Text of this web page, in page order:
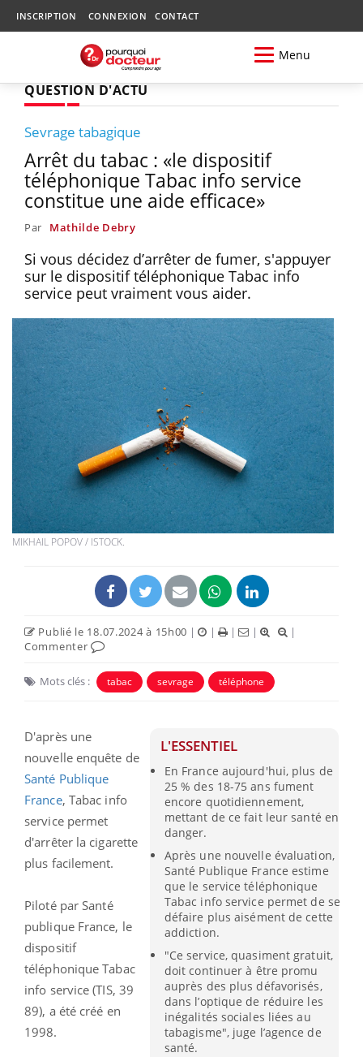
INSCRIPTION CONNEXION CONTACT
Menu
QUESTION D'ACTU
Sevrage tabagique
Arrêt du tabac : «le dispositif
téléphonique Tabac info service
constitue une aide efficace»
Par Mathilde Debry
Si vous décidez d’arrêter de fumer, s'appuyer
sur le dispositif téléphonique Tabac info
service peut vraiment vous aider.
MIKHAIL POPOV / ISTOCK.
Publié le 18.07.2024 à 15h00 | | | |
|
Commenter
Mots clés : tabac sevrage téléphone
L'ESSENTIEL
En France aujourd'hui, plus de
25 % des 18-75 ans fument
encore quotidiennement,
mettant de ce fait leur santé en
danger.
Après une nouvelle évaluation,
Santé Publique France estime
que le service téléphonique
Tabac info service permet de se
défaire plus aisément de cette
addiction.
"Ce service, quasiment gratuit,
doit continuer à être promu
auprès des plus défavorisés,
dans l’optique de réduire les
inégalités sociales liées au
tabagisme", juge l’agence de
santé.
D'après une
nouvelle enquête de
Santé Publique
France, Tabac info
service permet
d'arrêter la cigarette
plus facilement.
Piloté par Santé
publique France, le
dispositif
téléphonique Tabac
info service (TIS, 39
89), a été créé en
1998.